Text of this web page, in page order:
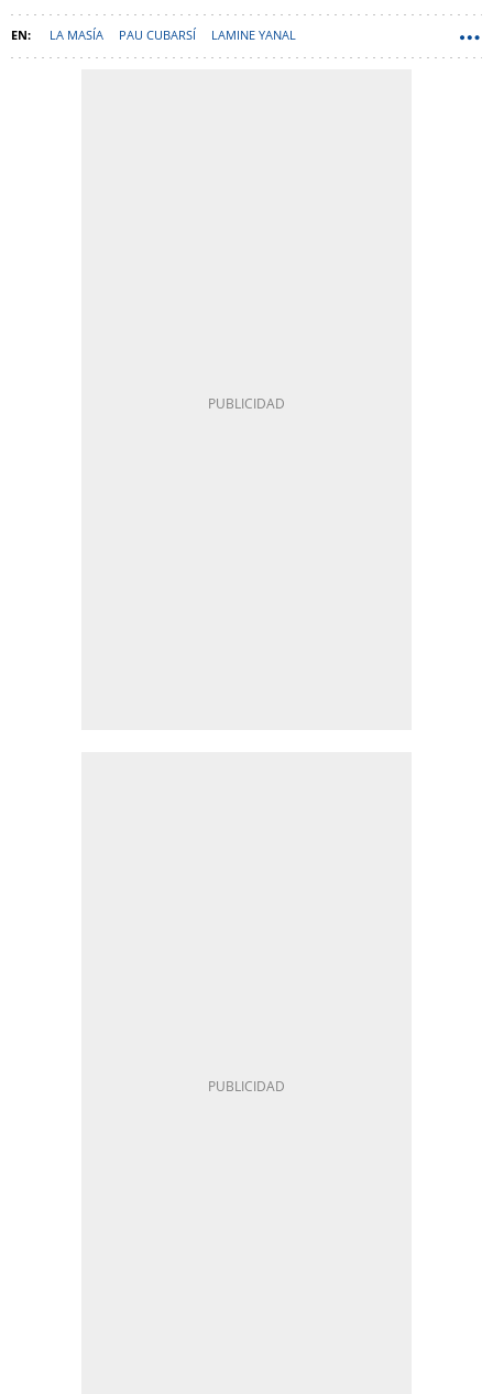
LA MASÍA PAU CUBARSÍ LAMINE YANAL